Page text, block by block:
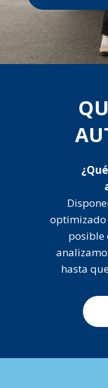
optimizado
posible
hasta